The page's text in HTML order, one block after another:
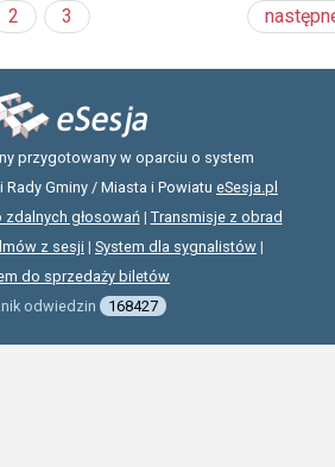
2 3
przygotowany w oparciu o system
Gminy / Miasta i Powiatu eSesja.pl
zdalnych głosowań| Transmisje z obrad
z sesji | System dla sygnalistów |
do sprzedaży biletów
odwiedzin
168427